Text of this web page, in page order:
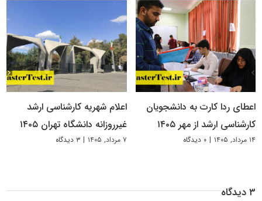
اعطای ردا کارت به دانشجویان
کارشناسی ارشد از مهر ۱۴۰۵
۱۴ مرداد, ۱۴۰۵ | ۰ دیدگاه
اعلام شهریه کارشناسی ارشد
غیرروزانه دانشگاه تهران ۱۴۰۵
۷ مرداد, ۱۴۰۵ | ۳ دیدگاه
۳ دیدگاه